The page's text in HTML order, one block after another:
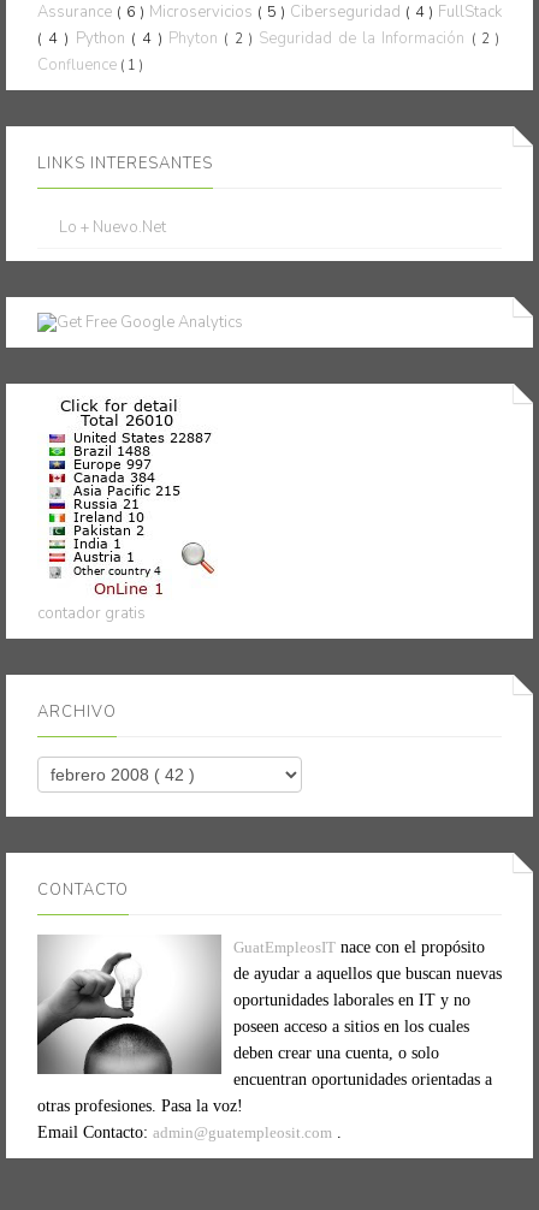
Assurance ( 6 ) Microservicios ( 5 ) Ciberseguridad ( 4 ) FullStack
( 4 ) Python ( 4 ) Phyton ( 2 ) Seguridad de la Información ( 2 )
Confluence ( 1 )
LINKS INTERESANTES
Lo + Nuevo.Net
contador gratis
ARCHIVO
CONTACTO
GuatEmpleosIT nace con el propósito
de ayudar a aquellos que buscan nuevas
oportunidades laborales en IT y no
poseen acceso a sitios en los cuales
deben crear una cuenta, o solo
encuentran oportunidades orientadas a
otras profesiones. Pasa la voz!
Email Contacto: admin@guatempleosit.com .